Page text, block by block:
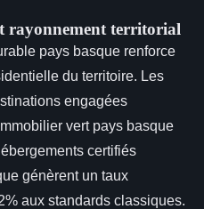
rayonnement territorial
pays basque renforce
du territoire. Les
engagées
vert pays basque
certifiés
génèrent un taux
aux standards classiques.